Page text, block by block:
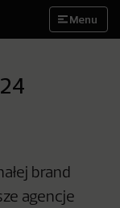
Menu
brand
agencje